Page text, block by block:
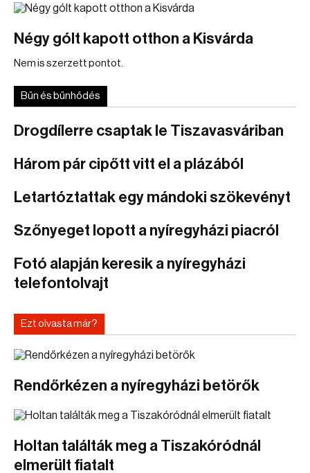
Négy gólt kapott otthon a Kisvárda
Nem is szerzett pontot.
Bűn és bűnhődés
Drogdílerre csaptak le Tiszavasváriban
Három pár cipőtt vitt el a plázából
Letartóztattak egy mándoki szökevényt
Szőnyeget lopott a nyíregyházi piacról
Fotó alapján keresik a nyíregyházi
telefontolvajt
Ezt olvasta már?
Rendőrkézen a nyíregyházi betörők
Holtan találták meg a Tiszakóródnál
elmerült fiatalt